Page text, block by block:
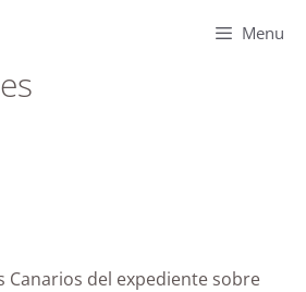
Menu
Canarios del expediente sobre